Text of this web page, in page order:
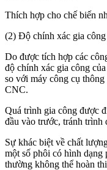
Thích hợp cho chế biến
(2) Độ chính xác gia
Do được tích hợp các
độ chính xác gia công
so với máy công cụ
CNC.
Quá trình gia công được
đầu vào trước, tránh trình
Sự khác biệt về chất
một số phôi có hình dạng
thường không thể hoàn